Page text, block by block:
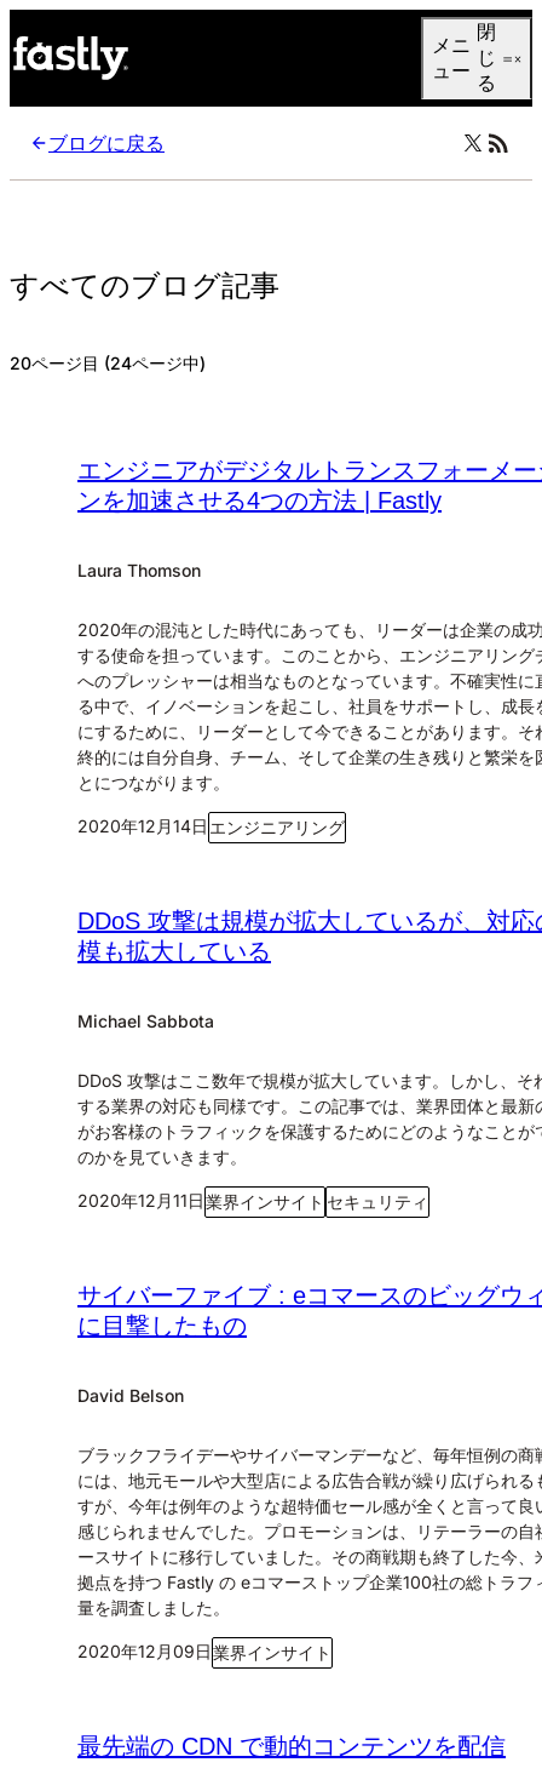
メニ
ュー
閉
じ
る
ブログに戻る
すべてのブログ記事
20ページ目 (24ページ中)
エンジニアがデジタルトランスフォーメ
ンを加速させる4つの方法 | Fastly
Laura Thomson
2020年の混沌とした時代にあっても、リーダーは企業の成
する使命を担っています。このことから、エンジニアリング
へのプレッシャーは相当なものとなっています。不確実性に
る中で、イノベーションを起こし、社員をサポートし、成長
にするために、リーダーとして今できることがあります。そ
終的には自分自身、チーム、そして企業の生き残りと繁栄を
とにつながります。
2020年12月14日 エンジニアリング
DDoS 攻撃は規模が拡大しているが、対応
模も拡大している
Michael Sabbota
DDoS 攻撃はここ数年で規模が拡大しています。しかし、そ
する業界の対応も同様です。この記事では、業界団体と最新
がお客様のトラフィックを保護するためにどのようなことが
のかを見ていきます。
2020年12月11日業界インサイト セキュリティ
サイバーファイブ : eコマースのビッグウ
に目撃したもの
David Belson
ブラックフライデーやサイバーマンデーなど、毎年恒例の商
には、地元モールや大型店による広告合戦が繰り広げられる
すが、今年は例年のような超特価セール感が全くと言って良
感じられませんでした。プロモーションは、リテーラーの自
ースサイトに移行していました。その商戦期も終了した今、
拠点を持つ Fastly の eコマーストップ企業100社の総トラフ
量を調査しました。
2020年12月09日業界インサイト
最先端の CDN で動的コンテンツを配信